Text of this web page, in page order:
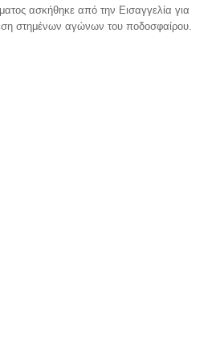
ασκήθηκε από την Εισαγγελία για
στημένων αγώνων του ποδοσφαίρου.